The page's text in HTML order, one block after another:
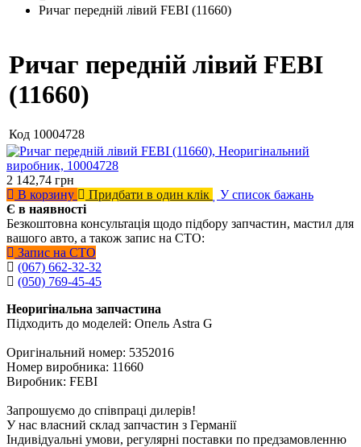
Ричаг передній лівий FEBI (11660)
Ричаг передній лівий FEBI
(11660)
Код 10004728
2 142,74 грн
В корзину
Придбати в один клік
У список бажань
Є в наявності
Безкоштовна консультація щодо підбору запчастин, мастил для
вашого авто, а також запис на СТО:
Запис на СТО
(067) 662-32-32
(050) 769-45-45
Неоригінальна запчастина
Підходить до моделей: Опель Astra G
Оригінальний номер: 5352016
Номер виробника: 11660
Виробник: FEBI
Запрошуємо до співпраці дилерів!
У нас власний склад запчастин з Германії
Індивідуальні умови, регулярні поставки по предзамовленню